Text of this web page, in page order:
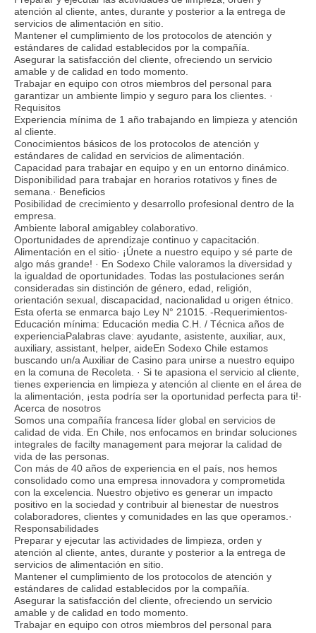
atención al cliente, antes, durante y posterior a la entrega de
servicios de alimentación en sitio.
Mantener el cumplimiento de los protocolos de atención y
estándares de calidad establecidos por la compañía.
Asegurar la satisfacción del cliente, ofreciendo un servicio
amable y de calidad en todo momento.
Trabajar en equipo con otros miembros del personal para
garantizar un ambiente limpio y seguro para los clientes. ·
Requisitos
Experiencia mínima de 1 año trabajando en limpieza y atención
al cliente.
Conocimientos básicos de los protocolos de atención y
estándares de calidad en servicios de alimentación.
Capacidad para trabajar en equipo y en un entorno dinámico.
Disponibilidad para trabajar en horarios rotativos y fines de
semana.· Beneficios
Posibilidad de crecimiento y desarrollo profesional dentro de la
empresa.
Ambiente laboral amigabley colaborativo.
Oportunidades de aprendizaje continuo y capacitación.
Alimentación en el sitio· ¡Únete a nuestro equipo y sé parte de
algo más grande! · En Sodexo Chile valoramos la diversidad y
la igualdad de oportunidades. Todas las postulaciones serán
consideradas sin distinción de género, edad, religión,
orientación sexual, discapacidad, nacionalidad u origen étnico.
Esta oferta se enmarca bajo Ley N° 21015. -Requerimientos-
Educación mínima: Educación media C.H. / Técnica años de
experienciaPalabras clave: ayudante, asistente, auxiliar, aux,
auxiliary, assistant, helper, aideEn Sodexo Chile estamos
buscando un/a Auxiliar de Casino para unirse a nuestro equipo
en la comuna de Recoleta. · Si te apasiona el servicio al cliente,
tienes experiencia en limpieza y atención al cliente en el área de
la alimentación, ¡esta podría ser la oportunidad perfecta para ti!·
Acerca de nosotros
Somos una compañía francesa líder global en servicios de
calidad de vida. En Chile, nos enfocamos en brindar soluciones
integrales de facilty management para mejorar la calidad de
vida de las personas.
Con más de 40 años de experiencia en el país, nos hemos
consolidado como una empresa innovadora y comprometida
con la excelencia. Nuestro objetivo es generar un impacto
positivo en la sociedad y contribuir al bienestar de nuestros
colaboradores, clientes y comunidades en las que operamos.·
Responsabilidades
Preparar y ejecutar las actividades de limpieza, orden y
atención al cliente, antes, durante y posterior a la entrega de
servicios de alimentación en sitio.
Mantener el cumplimiento de los protocolos de atención y
estándares de calidad establecidos por la compañía.
Asegurar la satisfacción del cliente, ofreciendo un servicio
amable y de calidad en todo momento.
Trabajar en equipo con otros miembros del personal para